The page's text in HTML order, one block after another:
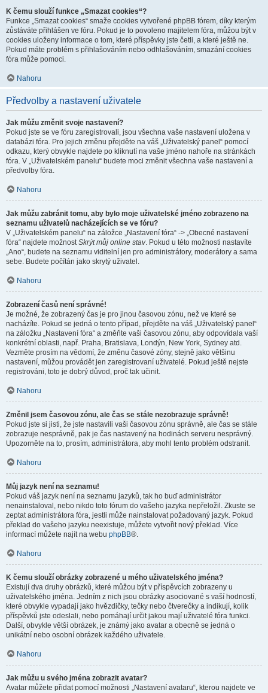
K čemu slouží funkce „Smazat cookies“?
Funkce „Smazat cookies“ smaže cookies vytvořené phpBB fórem, díky kterým
zůstáváte přihlášen ve fóru. Pokud je to povoleno majitelem fóra, můžou být v
cookies uloženy informace o tom, které příspěvky jste četli, a které ještě ne.
Pokud máte problém s přihlašováním nebo odhlašováním, smazání cookies
fóra může pomoci.
Nahoru
Předvolby a nastavení uživatele
Jak můžu změnit svoje nastavení?
Pokud jste se ve fóru zaregistrovali, jsou všechna vaše nastavení uložena v
databázi fóra. Pro jejich změnu přejděte na váš „Uživatelský panel“ pomocí
odkazu, který obvykle najdete po kliknutí na vaše jméno nahoře na stránkách
fóra. V „Uživatelském panelu“ budete moci změnit všechna vaše nastavení a
předvolby fóra.
Nahoru
Jak můžu zabránit tomu, aby bylo moje uživatelské jméno zobrazeno na
seznamu uživatelů nacházejících se ve fóru?
V „Uživatelském panelu“ na záložce „Nastavení fóra“ -> „Obecné nastavení
fóra“ najdete možnostSkrýt můj online stav. Pokud u této možnosti nastavíte
„Ano“, budete na seznamu viditelní jen pro administrátory, moderátory a sama
sebe. Budete počítán jako skrytý uživatel.
Nahoru
Zobrazení časů není správné!
Je možné, že zobrazený čas je pro jinou časovou zónu, než ve které se
nacházíte. Pokud se jedná o tento případ, přejděte na váš „Uživatelský panel“
na záložku „Nastavení fóra“ a změňte vaši časovou zónu, aby odpovídala vaší
konkrétní oblasti, např. Praha, Bratislava, Londýn, New York, Sydney atd.
Vezměte prosím na vědomí, že změnu časové zóny, stejně jako většinu
nastavení, můžou provádět jen zaregistrovaní uživatelé. Pokud ještě nejste
registrováni, toto je dobrý důvod, proč tak učinit.
Nahoru
Změnil jsem časovou zónu, ale čas se stále nezobrazuje správně!
Pokud jste si jisti, že jste nastavili vaši časovou zónu správně, ale čas se stále
zobrazuje nesprávně, pak je čas nastavený na hodinách serveru nesprávný.
Upozorněte na to, prosím, administrátora, aby mohl tento problém odstranit.
Nahoru
Můj jazyk není na seznamu!
Pokud váš jazyk není na seznamu jazyků, tak ho buď administrátor
nenainstaloval, nebo nikdo toto fórum do vašeho jazyka nepřeložil. Zkuste se
zeptat administrátora fóra, jestli může nainstalovat požadovaný jazyk. Pokud
překlad do vašeho jazyku neexistuje, můžete vytvořit nový překlad. Více
informací můžete najít na webu phpBB®.
Nahoru
K čemu slouží obrázky zobrazené u mého uživatelského jména?
Existují dva druhy obrázků, které můžou být v příspěvcích zobrazeny u
uživatelského jména. Jedním z nich jsou obrázky asociované s vaší hodností,
které obvykle vypadají jako hvězdičky, tečky nebo čtverečky a indikují, kolik
příspěvků jste odeslali, nebo pomáhají určit jakou mají uživatelé fóra funkci.
Další, obvykle větší obrázek, je známý jako avatar a obecně se jedná o
unikátní nebo osobní obrázek každého uživatele.
Nahoru
Jak můžu u svého jména zobrazit avatar?
Avatar můžete přidat pomocí možnosti „Nastavení avataru“, kterou najdete ve